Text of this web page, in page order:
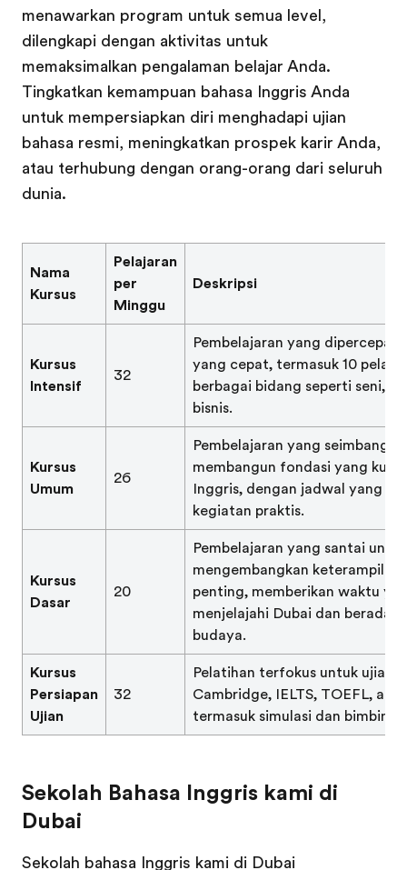
menawarkan program untuk semua level,
dilengkapi dengan aktivitas untuk
memaksimalkan pengalaman belajar Anda.
Tingkatkan kemampuan bahasa Inggris Anda
untuk mempersiapkan diri menghadapi ujian
bahasa resmi, meningkatkan prospek karir Anda,
atau terhubung dengan orang-orang dari seluruh
dunia.
Nama
Kursus
Pelajaran
per
Minggu
Deskripsi
Kursus
Intensif
32
Pembelajaran yang dipercepat
yang cepat, termasuk 10
berbagai bidang seperti seni,
bisnis.
Kursus
Umum
26
Pembelajaran yang seimbang
membangun fondasi yang kuat
Inggris, dengan jadwal yang
kegiatan praktis.
Kursus
Dasar
20
Pembelajaran yang santai untuk
mengembangkan keterampilan
penting, memberikan waktu
menjelajahi Dubai dan
budaya.
Kursus
Persiapan
Ujian
32
Pelatihan terfokus untuk ujian
Cambridge, IELTS, TOEFL,
termasuk simulasi dan
Sekolah Bahasa Inggris kami di
Dubai
Sekolah bahasa Inggris kami di Dubai